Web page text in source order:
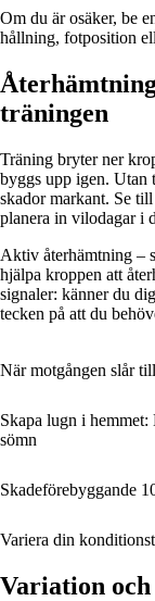
Om du är osäker, be
hållning, fotposition
träningen
Träning bryter ner
byggs upp igen. Utan
skador markant. Se
planera in vilodagar i
Aktiv återhämtning –
hjälpa kroppen att
signaler: känner du
tecken på att du
När motgången slår
Skapa lugn i
sömn
Skadeförebyggande
Variera din
Variation och